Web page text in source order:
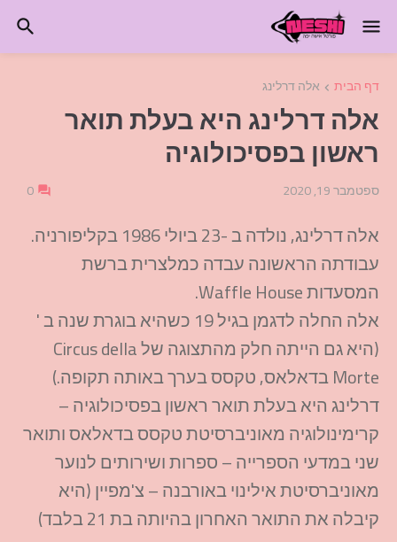
דף הבית אלה דרלינג
אלה דרלינג היא בעלת תואר
ראשון בפסיכולוגיה
ספטמבר 19, 2020 0
אלה דרלינג, נולדה ב -23 ביולי 1986 בקליפורניה.
עבודתה הראשונה עבדה כמלצרית ברשת
המסעדות Waffle House.
אלה החלה לדגמן בגיל 19 כשהיא בוגרת שנה ב '
(היא גם הייתה חלק מהתצוגה של Circus della
Morte בדאלאס, טקסס בערך באותה תקופה.)
דרלינג היא בעלת תואר ראשון בפסיכולוגיה –
קרימינולוגיה מאוניברסיטת טקסס בדאלאס ותואר
שני במדעי הספרייה – ספרות ושירותים לנוער
מאוניברסיטת אילינוי באורבנה – צ'מפיין (היא
קיבלה את התואר האחרון בהיותה בת 21 בלבד)